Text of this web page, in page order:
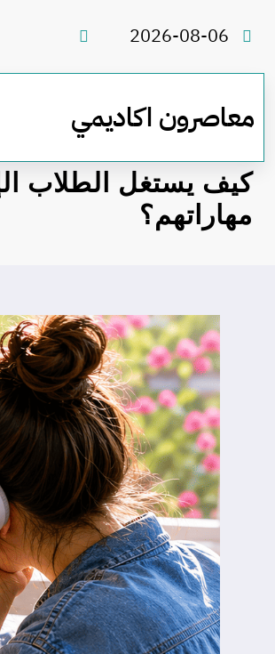
2026-08-06
معاصرون اكاديمي
كيف يستغل الطلاب
مهاراتهم؟